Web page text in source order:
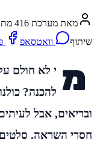
מאת מערכת 416 מתכונים
שיתוף
וואטסאפ
מ י לא חולם
להכנה?
ובריאים, אבל
חסרי השראה.